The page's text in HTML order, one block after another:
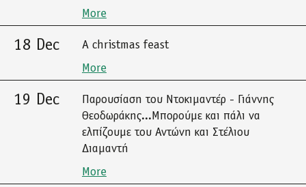
More
18 Dec
A christmas feast
More
19 Dec
Παρουσίαση του Ντοκιμαντέρ - Γιάννης
Θεοδωράκης...Μπορούμε και πάλι να
ελπίζουμε του Αντώνη και Στέλιου
Διαμαντή
More